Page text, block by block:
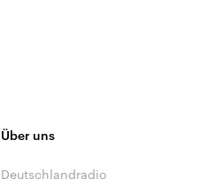
Über uns
Deutschlandradio